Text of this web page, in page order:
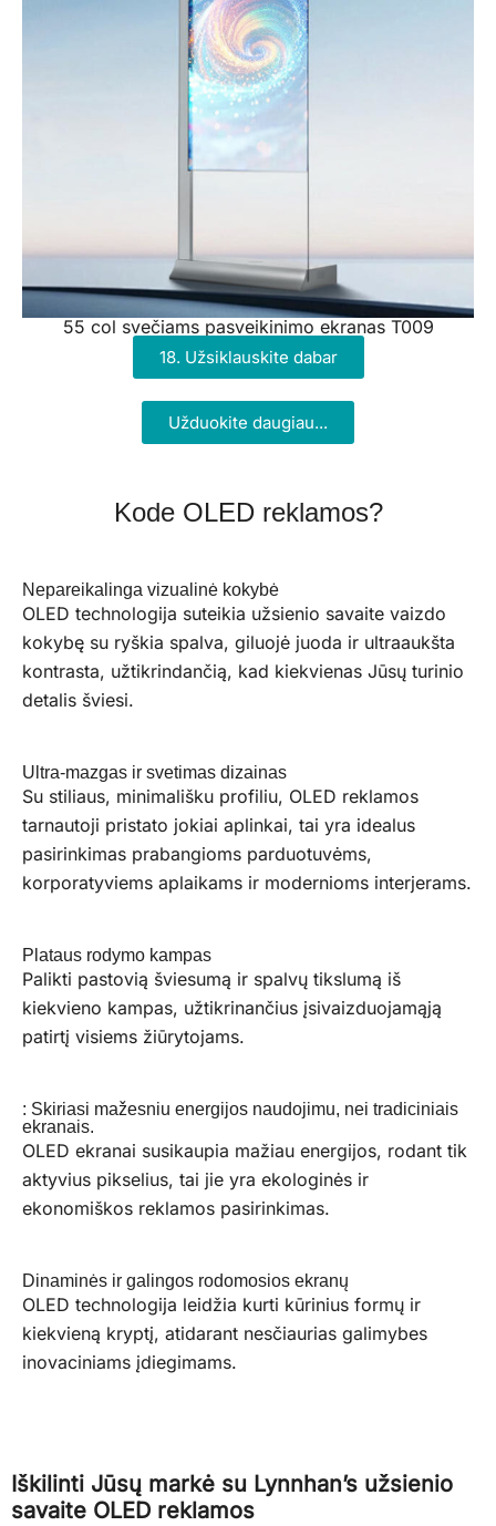
55 col svečiams pasveikinimo ekranas T009
18. Užsiklauskite dabar
Užduokite daugiau...
Kode OLED reklamos?
Nepareikalinga vizualinė kokybė
OLED technologija suteikia užsienio savaite vaizdo
kokybę su ryškia spalva, giluojė juoda ir ultraaukšta
kontrasta, užtikrindančią, kad kiekvienas Jūsų turinio
detalis šviesi.
Ultra-mazgas ir svetimas dizainas
Su stiliaus, minimališku profiliu, OLED reklamos
tarnautoji pristato jokiai aplinkai, tai yra idealus
pasirinkimas prabangioms parduotuvėms,
korporatyviems aplaikams ir modernioms interjerams.
Plataus rodymo kampas
Palikti pastovią šviesumą ir spalvų tikslumą iš
kiekvieno kampas, užtikrinančius įsivaizduojamąją
patirtį visiems žiūrytojams.
: Skiriasi mažesniu energijos naudojimu, nei tradiciniais
ekranais.
OLED ekranai susikaupia mažiau energijos, rodant tik
aktyvius pikselius, tai jie yra ekologinės ir
ekonomiškos reklamos pasirinkimas.
Dinaminės ir galingos rodomosios ekranų
OLED technologija leidžia kurti kūrinius formų ir
kiekvieną kryptį, atidarant nesčiaurias galimybes
inovaciniams įdiegimams.
Iškilinti Jūsų markė su Lynnhan’s užsienio
savaite OLED reklamos